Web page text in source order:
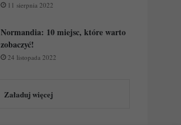
11 sierpnia 2022
Normandia: 10 miejsc, które warto
zobaczyć!
24 listopada 2022
Załaduj więcej